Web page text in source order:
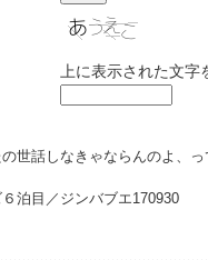
上に表示された文
世話しなきゃならんのよ、っ
泊目／ジンバブエ170930